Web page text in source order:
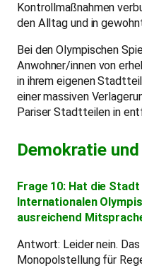
Kontrollmaßnahmen
den Alltag und in
Bei den Olympischen
Anwohner/innen von
in ihrem eigenen
einer massiven
Pariser Stadtteilen in
Demokratie
Frage 10: Hat die
Internationalen
ausreichend
Antwort: Leider nein.
Monopolstellung für